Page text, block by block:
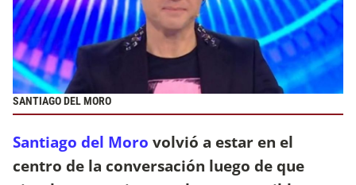
SANTIAGO DEL MORO
Santiago del Moro volvió a estar en el
centro de la conversación luego de que